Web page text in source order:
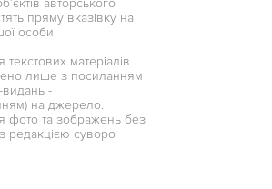
авторського
пряму вказівку на
особи.
матеріалів
лише з посиланням
видань -
на джерело.
фото та зображень без
редакцією суворо